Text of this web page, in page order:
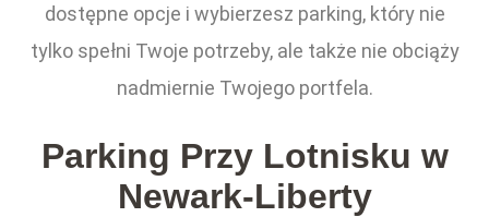
dostępne opcje i wybierzesz parking, który nie
tylko spełni Twoje potrzeby, ale także nie obciąży
nadmiernie Twojego portfela.
Parking Przy Lotnisku w
Newark-Liberty